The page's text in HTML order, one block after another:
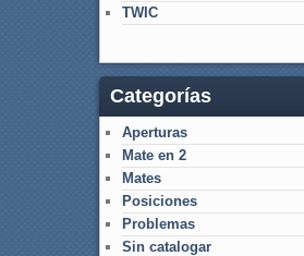
TWIC
Categorías
Aperturas
Mate en 2
Mates
Posiciones
Problemas
Sin catalogar